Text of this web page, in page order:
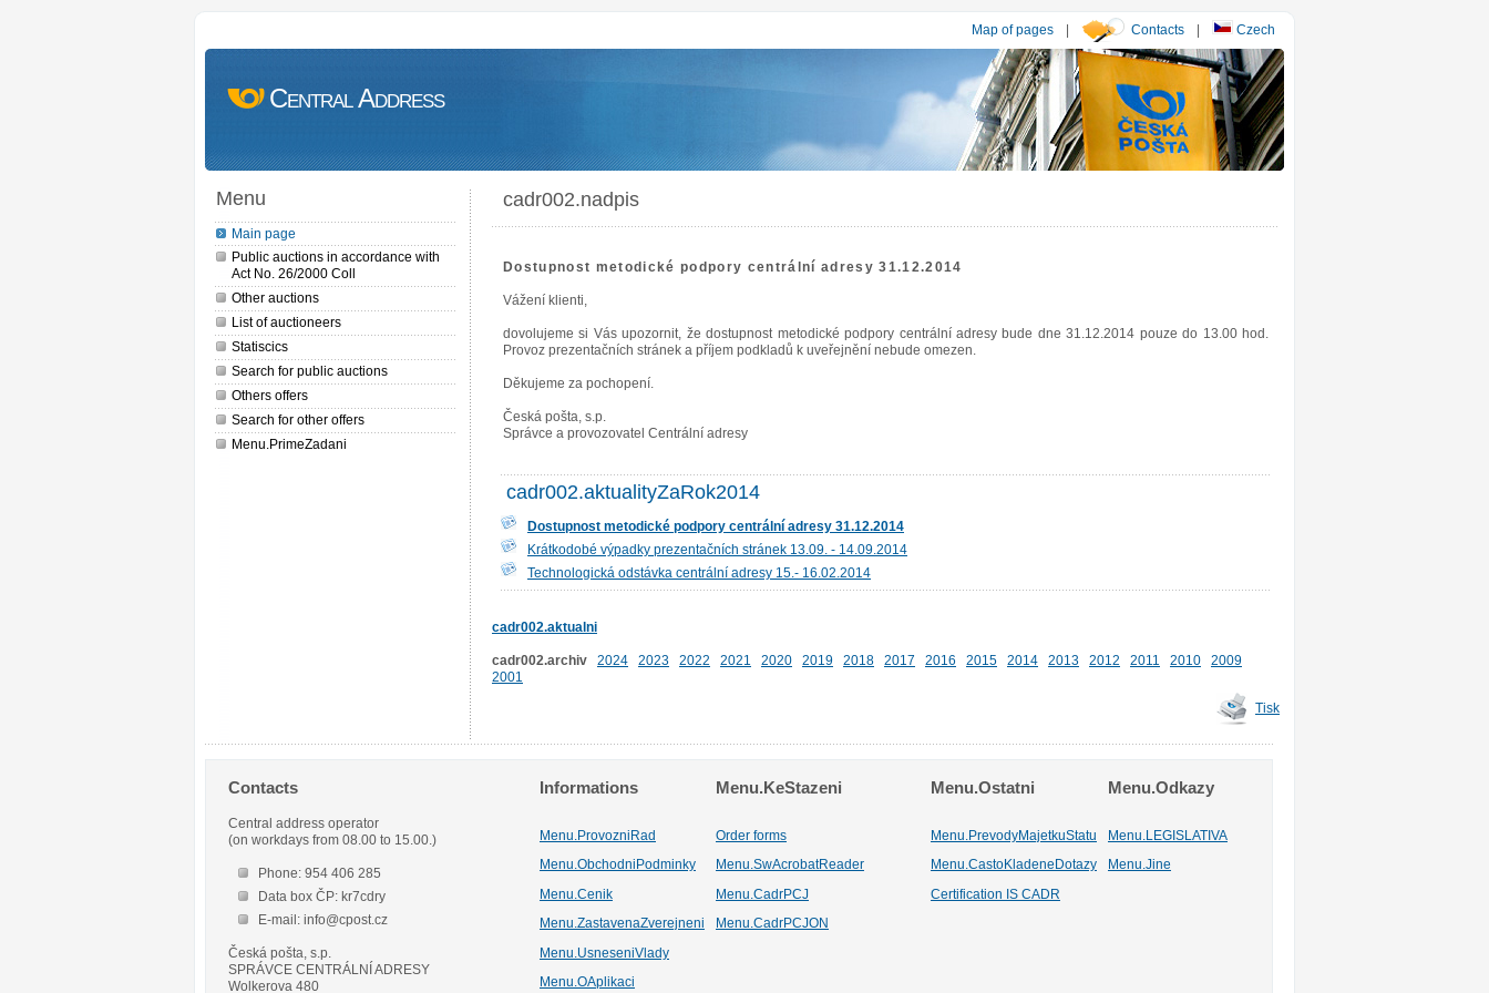
Map of pages | Contacts | Czech
Central Address
Menu
Main page
Public auctions in accordance with
Act No. 26/2000 Coll
Other auctions
List of auctioneers
Statiscics
Search for public auctions
Others offers
Search for other offers
Menu.PrimeZadani
cadr002.nadpis
Dostupnost metodické podpory centrální adresy 31.12.2014
Vážení klienti,
dovolujeme si Vás upozornit, že dostupnost metodické podpory centrální adresy bude dne 31.12.2014 pouze do 13.00 hod.
Provoz prezentačních stránek a příjem podkladů k uveřejnění nebude omezen.
Děkujeme za pochopení.
Česká pošta, s.p.
Správce a provozovatel Centrální adresy
cadr002.aktualityZaRok2014
Dostupnost metodické podpory centrální adresy 31.12.2014
Krátkodobé výpadky prezentačních stránek 13.09. - 14.09.2014
Technologická odstávka centrální adresy 15.- 16.02.2014
cadr002.aktualni
cadr002.archiv 2024 2023 2022 2021 2020 2019 2018 2017 2016 2015 2014 2013 2012 2011 2010
2009
2001
Tisk
Contacts
Central address operator
(on workdays from 08.00 to 15.00.)
Phone: 954 406 285
Data box ČP: kr7cdry
E-mail: info@cpost.cz
Česká pošta, s.p.
SPRÁVCE CENTRÁLNÍ ADRESY
Wolkerova 480
Informations Menu.KeStazeni Menu.Ostatni Menu.Odkazy
Menu.ProvozniRad Order forms Menu.PrevodyMajetkuStatu
Menu.LEGISLATIVA
Menu.ObchodniPodminky
Menu.SwAcrobatReader Menu.CastoKladeneDotazy Menu.Jine
Menu.Cenik Menu.CadrPCJ
Certification IS CADR
Menu.ZastavenaZverejneni
Menu.CadrPCJON
Menu.UsneseniVlady
Menu.OAplikaci